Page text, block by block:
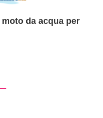
da acqua per